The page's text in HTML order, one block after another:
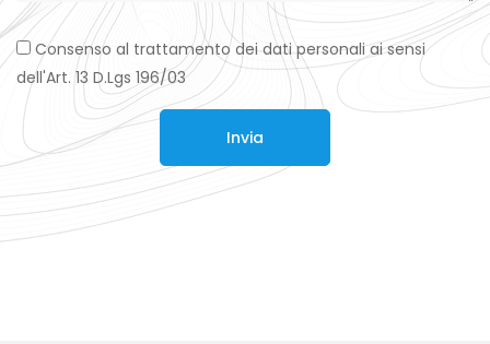
Consenso al trattamento dei dati personali ai sensi
dell'Art. 13 D.Lgs 196/03
Invia